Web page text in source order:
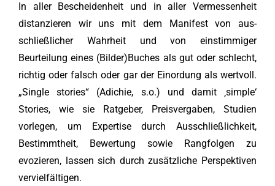
In aller Bescheidenheit und in aller Vermessenheit
distanzieren wir uns mit dem Manifest von aus-
schließlicher Wahrheit und von einstimmiger
Beurteilung eines (Bilder)Buches als gut oder schlecht,
richtig oder falsch oder gar der Einordung als wertvoll.
„Single stories“ (Adichie, s.o.) und damit ‚simple‘
Stories, wie sie Ratgeber, Preisvergaben, Studien
vorlegen, um Expertise durch Ausschließlichkeit,
Bestimmtheit, Bewertung sowie Rangfolgen zu
evozieren, lassen sich durch zusätzliche Perspektiven
vervielfältigen.